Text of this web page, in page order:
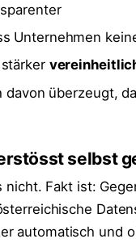
Unternehmen
davon überzeugt,
selbst
nicht. Fakt ist:
automatisch und